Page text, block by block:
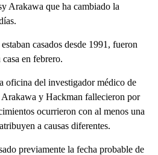
Arakawa que ha cambiado la
casados ​​desde 1991, fueron
en febrero.
oficina del investigador médico de
y Hackman fallecieron por
ocurrieron con al menos una
a causas diferentes.
previamente la fecha probable de